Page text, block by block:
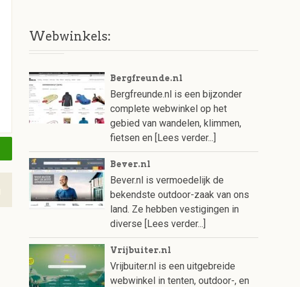
Webwinkels:
Bergfreunde.nl
Bergfreunde.nl is een bijzonder
complete webwinkel op het
gebied van wandelen, klimmen,
fietsen en [Lees verder...]
Bever.nl
Bever.nl is vermoedelijk de
bekendste outdoor-zaak van ons
land. Ze hebben vestigingen in
diverse [Lees verder...]
Vrijbuiter.nl
Vrijbuiter.nl is een uitgebreide
webwinkel in tenten, outdoor-, en